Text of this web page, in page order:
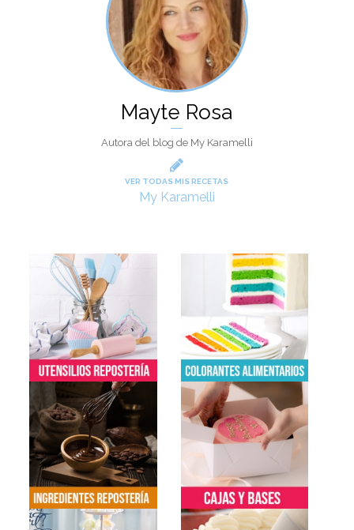
Mayte Rosa
Autora del blog de My Karamelli
VER TODAS MIS RECETAS
My Karamelli